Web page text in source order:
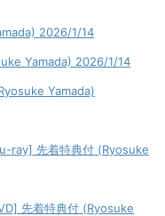
2026/1/14
Yamada) 2026/1/14
Yamada)
ray] 先着特典付 (Ryosuke
先着特典付 (Ryosuke